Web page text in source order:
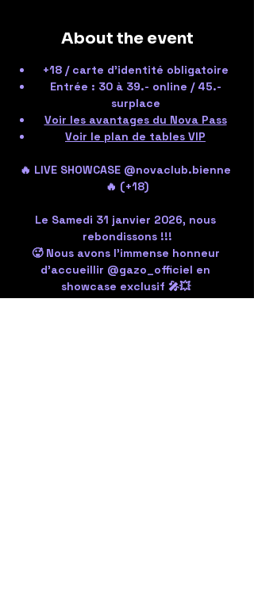
About the event
+18 / carte d'identité obligatoire
Entrée : 30 à 39.- online / 45.-
surplace
Voir les avantages du Nova Pass
Voir le plan de tables VIP
🔥 LIVE SHOWCASE @novaclub.bienne
🔥 (+18)
Le Samedi 31 janvier 2026, nous
rebondissons !!!
🥵 Nous avons l’immense honneur
d’accueillir @gazo_officiel en
showcase exclusif 🎤💥